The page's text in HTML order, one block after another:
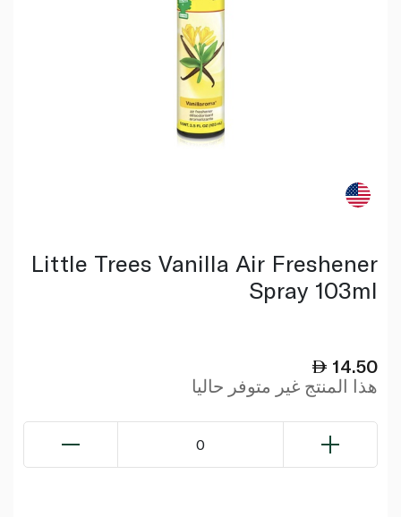
Little Trees Vanilla Air Freshener
Spray 103ml
14.50
هذا المنتج غير متوفر حاليا
0